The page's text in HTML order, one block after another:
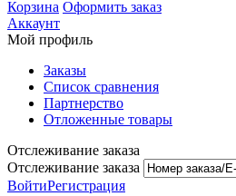
Корзина Оформить заказ
Аккаунт
Мой профиль
Заказы
Список сравнения
Партнерство
Отложенные товары
Отслеживание заказа
Отслеживание заказа
ВойтиРегистрация